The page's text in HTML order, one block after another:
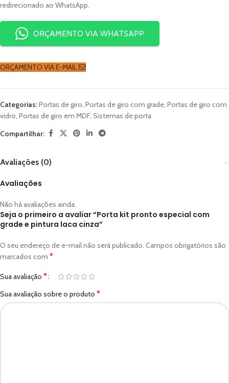
redirecionado ao WhatsApp.
ORÇAMENTO VIA WHATSAPP
ORÇAMENTO VIA E-MAIL
Categorias:Portas de giro, Portas de giro com grade, Portas de giro com
vidro, Portas de giro em MDF, Sistemas de porta
Compartilhar:
Avaliações (0)
Avaliações
Não há avaliações ainda.
Seja o primeiro a avaliar “Porta kit pronto especial com
grade e pintura laca cinza”
O seu endereço de e-mail não será publicado. Campos obrigatórios são
marcados com *
Sua avaliação *
Sua avaliação sobre o produto *